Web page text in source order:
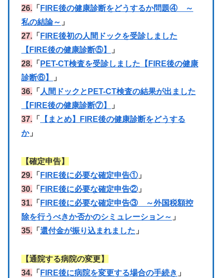
26. 「 FIRE後の健康診断をどうするか問題④ ～
私の結論～ 」
27. 「 FIRE後初の人間ドックを受診しました
【FIRE後の健康診断⑤】
」
28. 「 PET-CT検査を受診しました【FIRE後の健康
診断⑥】
」
36. 「 人間ドックとPET-CT検査の結果が出ました
【FIRE後の健康診断⑦】
」
37. 「
【まとめ】FIRE後の健康診断をどうする
か」
【確定申告】
29. 「 FIRE後に必要な確定申告①」
30. 「 FIRE後に必要な確定申告②」
31. 「 FIRE後に必要な確定申告③ ～外国税額控
除を行うべきか否かのシミュレーション～ 」
35. 「 還付金が振り込まれました 」
【通院する病院の変更】
34. 「 FIRE後に病院を変更する場合の手続き 」